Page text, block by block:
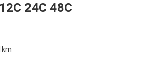
24C 48C